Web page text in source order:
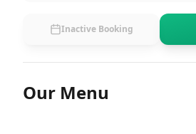
Inactive Booking
Our Menu